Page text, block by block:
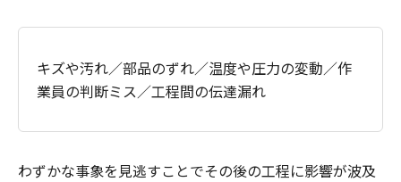
キズや汚れ／部品のずれ／温度や圧力の変動／作
業員の判断ミス／工程間の伝達漏れ
わずかな事象を見逃すことでその後の工程に影響が波及